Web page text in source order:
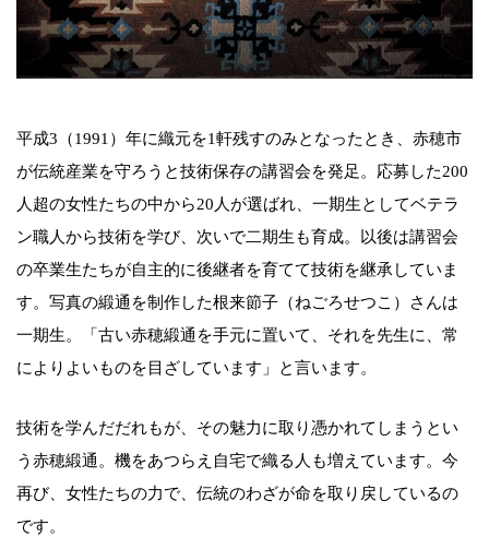
平成3（1991）年に織元を1軒残すのみとなったとき、赤穂市
が伝統産業を守ろうと技術保存の講習会を発足。応募した200
人超の女性たちの中から20人が選ばれ、一期生としてベテラ
ン職人から技術を学び、次いで二期生も育成。以後は講習会
の卒業生たちが自主的に後継者を育てて技術を継承していま
す。写真の緞通を制作した根来節子（ねごろせつこ）さんは
一期生。「古い赤穂緞通を手元に置いて、それを先生に、常
によりよいものを目ざしています」と言います。
技術を学んだだれもが、その魅力に取り憑かれてしまうとい
う赤穂緞通。機をあつらえ自宅で織る人も増えています。今
再び、女性たちの力で、伝統のわざが命を取り戻しているの
です。